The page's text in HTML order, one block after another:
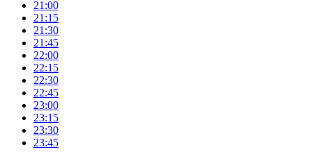
21:00
21:15
21:30
21:45
22:00
22:15
22:30
22:45
23:00
23:15
23:30
23:45